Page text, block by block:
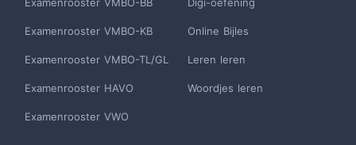
Examenrooster VMBO-KB
Examenrooster VMBO-TL/GL
Examenrooster HAVO
Examenrooster VWO
Online Bijles
Leren leren
Woordjes leren